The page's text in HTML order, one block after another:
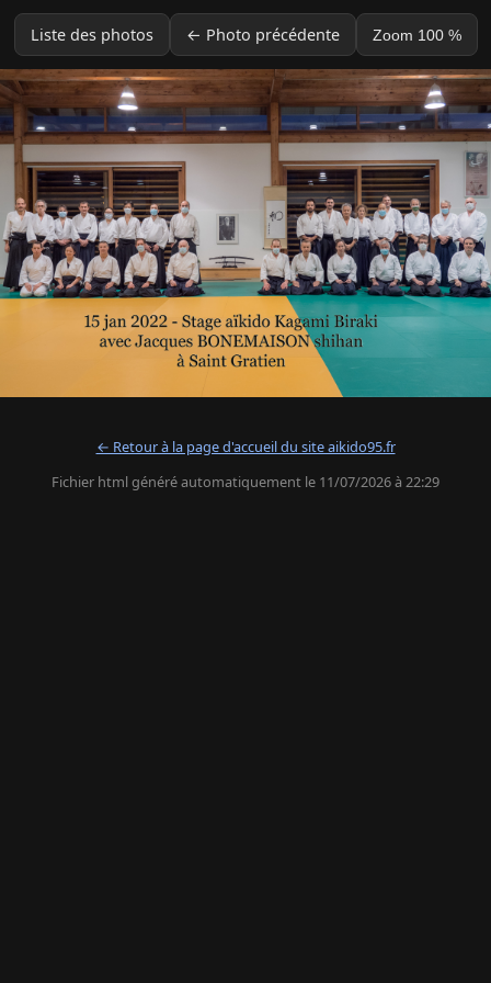
Liste des photos ← Photo précédente Zoom 100 %
← Retour à la page d'accueil du site aikido95.fr
Fichier html généré automatiquement le 11/07/2026 à 22:29